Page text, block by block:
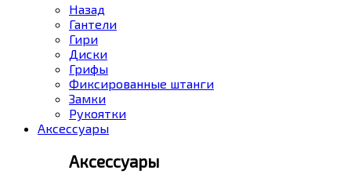
Назад
Гантели
Гири
Диски
Грифы
Фиксированные штанги
Замки
Рукоятки
Аксессуары
Аксессуары